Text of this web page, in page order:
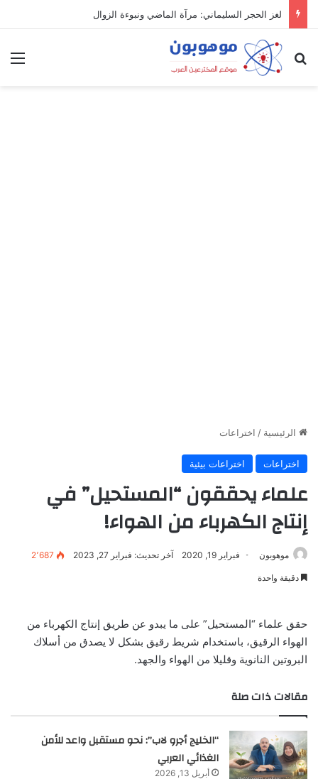
لغز الحجر السليماني: مرآة الماضي ونبوءة الزوال
بحث عن
الرئيسية / اختراعات
اختراعات اختراعات بيئية
علماء يحققون “المستحيل” في
إنتاج الكهرباء من الهواء!
موهوبون فبراير 19, 2020 آخر تحديث: فبراير 27, 2023 2٬687
دقيقة واحدة
حقق علماء “المستحيل” على ما يبدو عن طريق إنتاج الكهرباء من
الهواء الرقيق، باستخدام شريط رقيق بشكل لا يصدق من أسلاك
البروتين النانوية وقليلا من الهواء والجهد.
مقالات ذات صلة
“الخليج أجرو لاب”: نحو مستقبل واعد للأمن
الغذائي العربي
أبريل 13, 2026